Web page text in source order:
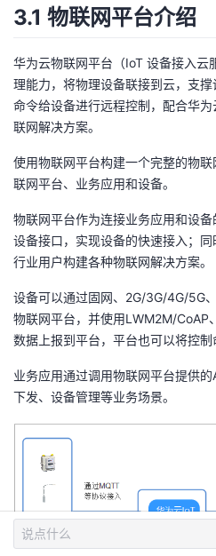
3.1 物联网平台介绍
华为云物联网平台（IoT 设备接入云
理能力，将物理设备联接到云，支
命令给设备进行远程控制，配合华
联网解决方案。
使用物联网平台构建一个完整的物
联网平台、业务应用和设备。
物联网平台作为连接业务应用和设
设备接口，实现设备的快速接入；
行业用户构建各种物联网解决方案。
设备可以通过固网、2G/3G/4G/5G
物联网平台，并使用LWM2M/CoAP
数据上报到平台，平台也可以将控制
业务应用通过调用物联网平台提供
下发、设备管理等业务场景。